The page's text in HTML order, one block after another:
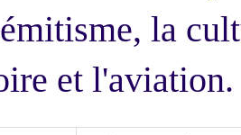
la
et l'aviation.